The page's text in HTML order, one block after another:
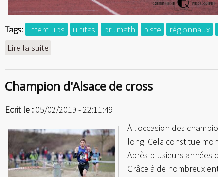
Tags: interclubs unitas brumath piste
régionnaux
Lire la suite
Champion d'Alsace de cross
Ecrit le : 05/02/2019 - 22:11:49
À l'occasion des
long. Cela constitue
Après plusieurs années
Grâce à de nombreux